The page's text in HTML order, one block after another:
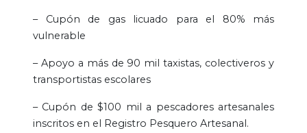
– Cupón de gas licuado para el 80% más
vulnerable
– Apoyo a más de 90 mil taxistas, colectiveros y
transportistas escolares
– Cupón de $100 mil a pescadores artesanales
inscritos en el Registro Pesquero Artesanal.